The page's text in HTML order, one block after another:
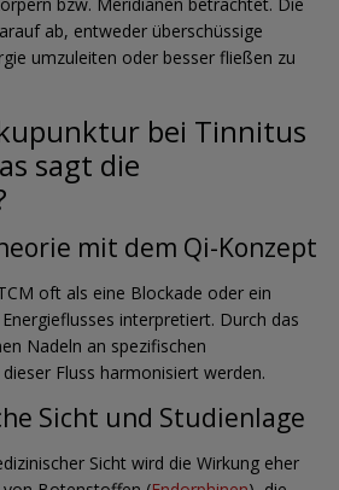
ab, entweder überschüssige
umzuleiten oder besser fließen zu
bei Tinnitus
sagt die
mit dem Qi-Konzept
oft als eine Blockade oder ein
interpretiert. Durch das
Nadeln an spezifischen
Fluss harmonisiert werden.
Sicht und Studienlage
Sicht wird die Wirkung eher